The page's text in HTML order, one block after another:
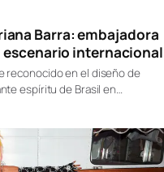
Barra: embajadora
escenario internacional
reconocido en el diseño de
espíritu de Brasil en…